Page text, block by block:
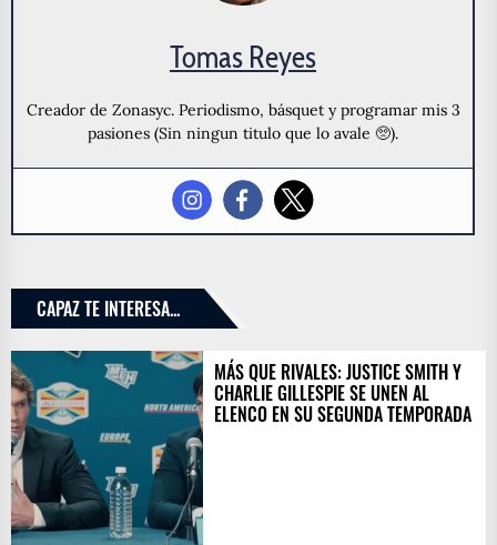
Tomas Reyes
Creador de Zonasyc. Periodismo, básquet y programar mis 3
pasiones (Sin ningun titulo que lo avale 🥺).
CAPAZ TE INTERESA...
MÁS QUE RIVALES: JUSTICE SMITH Y
CHARLIE GILLESPIE SE UNEN AL
ELENCO EN SU SEGUNDA TEMPORADA